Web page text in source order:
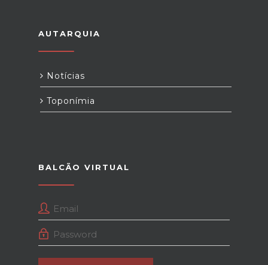
AUTARQUIA
Notícias
Toponímia
BALCÃO VIRTUAL